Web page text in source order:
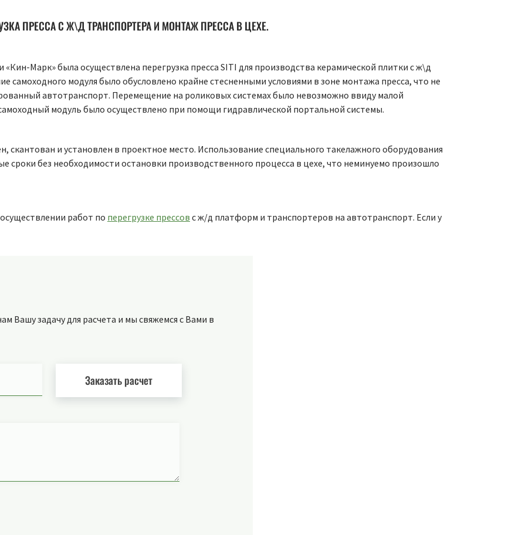
ПРЕССА С Ж\Д ТРАНСПОРТЕРА И МОНТАЖ ПРЕССА В ЦЕХЕ.
Марк» была осуществлена перегрузка пресса SITI для производства керамической плитки с ж\д
самоходного модуля было обусловлено крайне стесненными условиями в зоне монтажа пресса, что не
автотранспорт. Перемещение на роликовых системах было невозможно ввиду малой
модуль было осуществлено при помощи гидравлической портальной системы.
и установлен в проектное место. Использование специального такелажного оборудования
сроки без необходимости остановки производственного процесса в цехе, что неминуемо произошло
работ по перегрузке прессов с ж/д платформ и транспортеров на автотранспорт. Если у
Вашу задачу для расчета и мы свяжемся с Вами в
Заказать расчет